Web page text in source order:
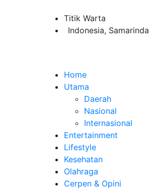
Titik Warta
Indonesia, Samarinda
Home
Utama
Daerah
Nasional
Internasional
Entertainment
Lifestyle
Kesehatan
Olahraga
Cerpen & Opini